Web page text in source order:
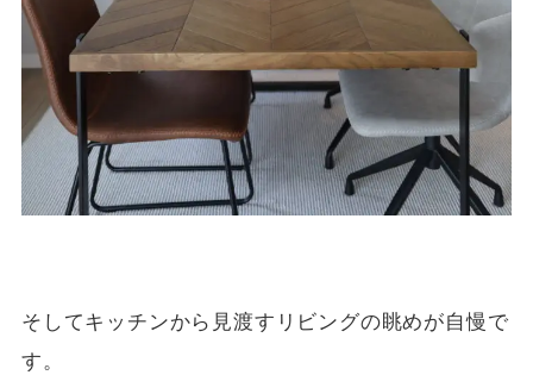
そしてキッチンから見渡すリビングの眺めが自慢で
す。